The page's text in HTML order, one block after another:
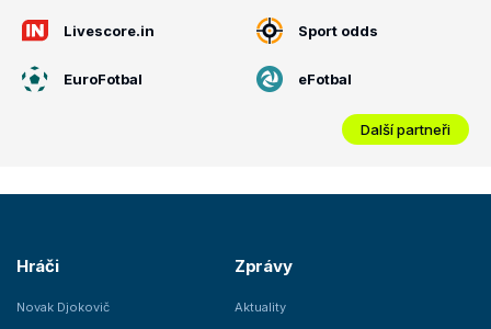
Livescore.in Sport odds
EuroFotbal eFotbal
Další partneři
Hráči
Novak Djokovič
Zprávy
Aktuality